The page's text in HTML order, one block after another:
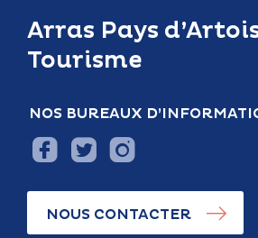
Arras Pays
Tourisme
NOS BUREAUX
NOUS CONTACTER